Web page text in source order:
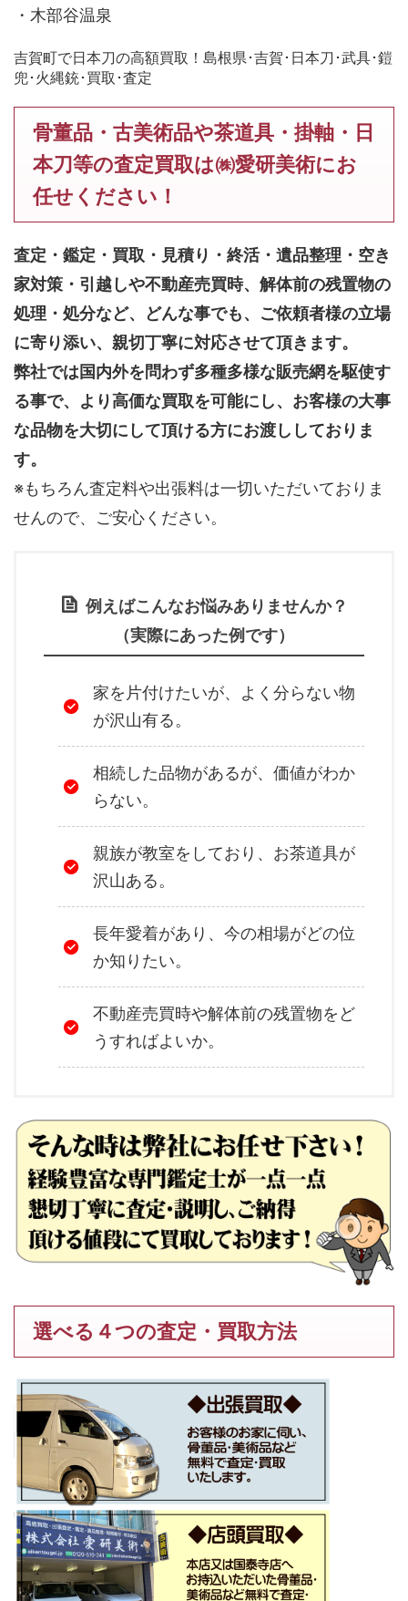
・木部谷温泉
吉賀町で日本刀の高額買取！島根県･吉賀･日本刀･武具･鎧
兜･火縄銃･買取･査定
骨董品・古美術品や茶道具・掛軸・日
本刀等の査定買取は㈱愛研美術にお
任せください！
査定・鑑定・買取・見積り・終活・遺品整理・空き
家対策・引越しや不動産売買時、解体前の残置物の
処理・処分など、どんな事でも、 ご依頼者様の立場
に寄り添い、親切丁寧に対応させて頂きます。
弊社では国内外を問わず多種多様な販売網を駆使す
る事で、より高価な買取を可能にし、お客様の大事
な品物を大切にして頂ける方にお渡ししておりま
す。
※もちろん査定料や出張料は一切いただいておりま
せんので、ご安心ください。
例えばこんなお悩みありませんか？
（実際にあった例です）
家を片付けたいが、よく分らない物
が沢山有る。
相続した品物があるが、価値がわか
らない。
親族が教室をしており、お茶道具が
沢山ある。
長年愛着があり、今の相場がどの位
か知りたい。
不動産売買時や解体前の残置物をど
うすればよいか。
選べる４つの査定・買取方法